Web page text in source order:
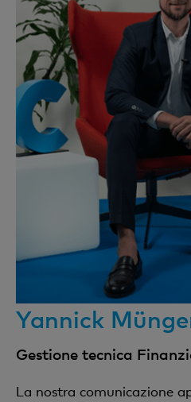
Yannick
Gestione tecnica
La nostra comunicazione